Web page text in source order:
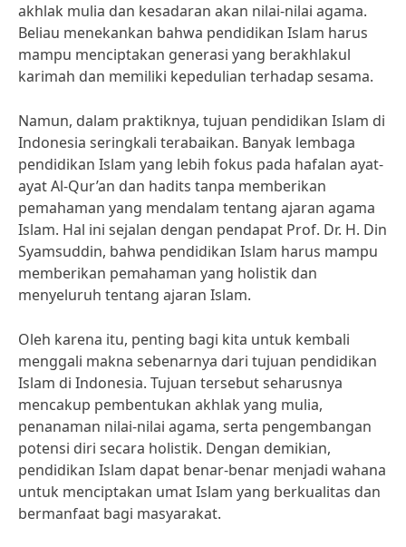
akhlak mulia dan kesadaran akan nilai-nilai agama.
Beliau menekankan bahwa pendidikan Islam harus
mampu menciptakan generasi yang berakhlakul
karimah dan memiliki kepedulian terhadap sesama.
Namun, dalam praktiknya, tujuan pendidikan Islam di
Indonesia seringkali terabaikan. Banyak lembaga
pendidikan Islam yang lebih fokus pada hafalan ayat-
ayat Al-Qur’an dan hadits tanpa memberikan
pemahaman yang mendalam tentang ajaran agama
Islam. Hal ini sejalan dengan pendapat Prof. Dr. H. Din
Syamsuddin, bahwa pendidikan Islam harus mampu
memberikan pemahaman yang holistik dan
menyeluruh tentang ajaran Islam.
Oleh karena itu, penting bagi kita untuk kembali
menggali makna sebenarnya dari tujuan pendidikan
Islam di Indonesia. Tujuan tersebut seharusnya
mencakup pembentukan akhlak yang mulia,
penanaman nilai-nilai agama, serta pengembangan
potensi diri secara holistik. Dengan demikian,
pendidikan Islam dapat benar-benar menjadi wahana
untuk menciptakan umat Islam yang berkualitas dan
bermanfaat bagi masyarakat.